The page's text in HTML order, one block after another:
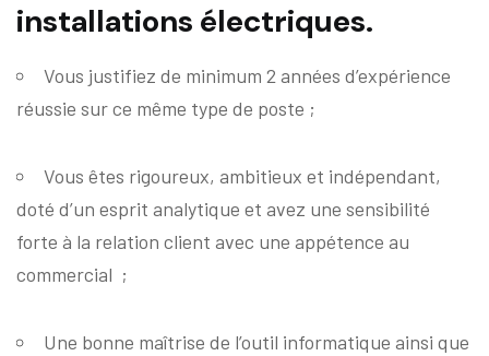
installations électriques.
Vous justifiez de minimum 2 années d’expérience
réussie sur ce même type de poste ;
Vous êtes rigoureux, ambitieux et indépendant,
doté d’un esprit analytique et avez une sensibilité
forte à la relation client avec une appétence au
commercial ;
Une bonne maîtrise de l’outil informatique ainsi que